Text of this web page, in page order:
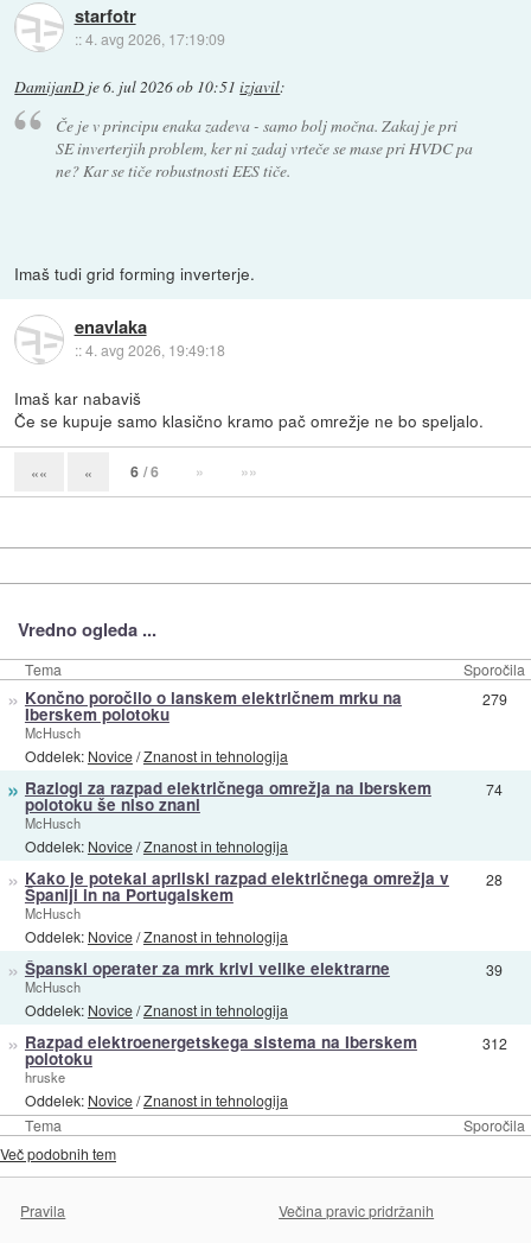
starfotr
::4. avg 2026, 17:19:09
DamijanD je6. jul 2026 ob 10:51 izjavil:
Če je v principu enaka zadeva - samo bolj močna. Zakaj je pri
SE inverterjih problem, ker ni zadaj vrteče se mase pri HVDC pa
ne? Kar se tiče robustnosti EES tiče.
Imaš tudi grid forming inverterje.
enavlaka
::4. avg 2026, 19:49:18
Imaš kar nabaviš
Če se kupuje samo klasično kramo pač omrežje ne bo speljalo.
«« « 6 / 6 » »»
Vredno ogleda ...
Tema Sporočila
Tema Sporočila
» Končno poročilo o lanskem električnem mrku na
Iberskem polotoku
McHusch
Oddelek: Novice/Znanost in tehnologija
279
» Razlogi za razpad električnega omrežja na Iberskem
polotoku še niso znani
McHusch
Oddelek: Novice/Znanost in tehnologija
74
» Kako je potekal aprilski razpad električnega omrežja v
Španiji in na Portugalskem
McHusch
Oddelek: Novice/Znanost in tehnologija
28
» Španski operater za mrk krivi velike elektrarne
McHusch
Oddelek: Novice/Znanost in tehnologija
39
» Razpad elektroenergetskega sistema na Iberskem
polotoku
hruske
Oddelek: Novice/Znanost in tehnologija
312
Več podobnih tem
Pravila
Večina pravic pridržanih